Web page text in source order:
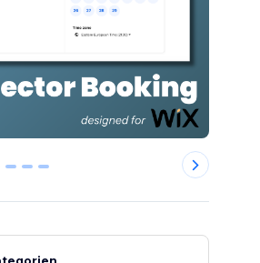
4 5 6